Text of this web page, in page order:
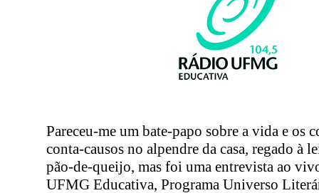
Pareceu-me um bate-papo sobre a vida e os
conta-causos no alpendre da casa, regado à
pão-de-queijo, mas foi uma entrevista ao
UFMG Educativa, Programa Universo